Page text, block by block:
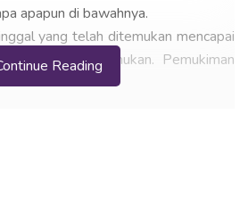
apapun di bawahnya.
yang telah ditemukan mencapai
belum ditemukan. Pemukiman
Reading